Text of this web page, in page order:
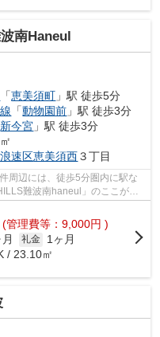
南Haneul
「恵美須町 」駅 徒歩5分
「動物園前 」駅 徒歩3分
新今宮 」駅 徒歩3分
速区恵美須西３丁目
周辺には、徒歩5分圏内に駅な
難波南haneul」のここがイ
(管理費等：9,000円 )
礼金
1ヶ月
/ 23.10㎡